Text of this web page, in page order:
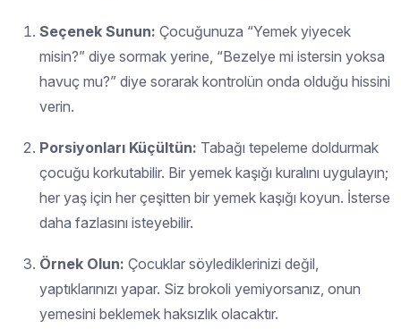
Seçenek Sunun: Çocuğunuza “Yemek yiyecek
misin?” diye sormak yerine, “Bezelye mi istersin yoksa
havuç mu?” diye sorarak kontrolün onda olduğu hissini
verin.
Porsiyonları Küçültün: Tabağı tepeleme doldurmak
çocuğu korkutabilir. Bir yemek kaşığı kuralını uygulayın;
her yaş için her çeşitten bir yemek kaşığı koyun. İsterse
daha fazlasını isteyebilir.
Örnek Olun: Çocuklar söylediklerinizi değil,
yaptıklarınızı yapar. Siz brokoli yemiyorsanız, onun
yemesini beklemek haksızlık olacaktır.